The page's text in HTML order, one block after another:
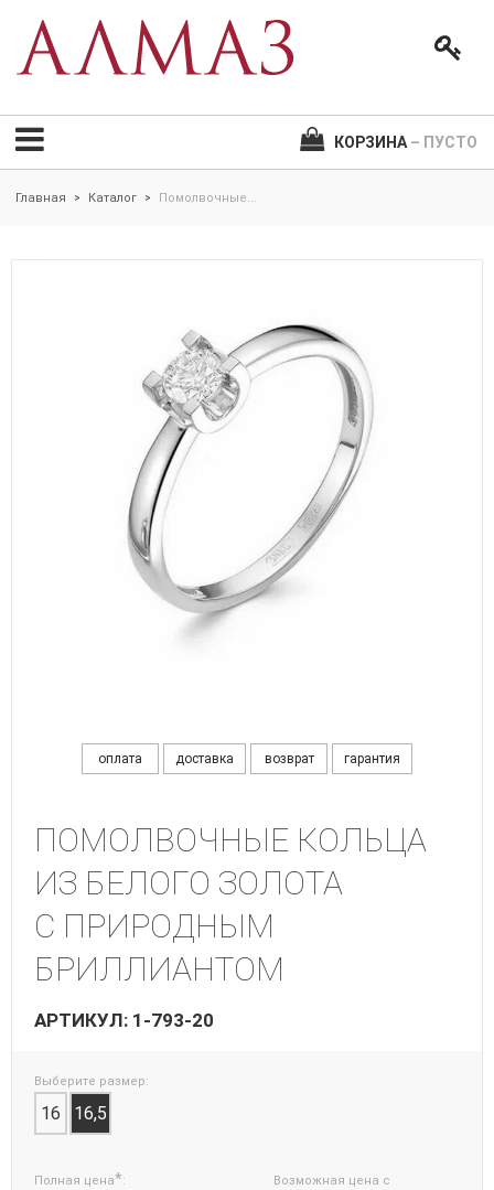
КОРЗИНА – ПУСТО
Главная > Каталог > Помолвочные...
оплата доставка возврат гарантия
ПОМОЛВОЧНЫЕ КОЛЬЦА
ИЗ БЕЛОГО ЗОЛОТА
С ПРИРОДНЫМ
БРИЛЛИАНТОМ
АРТИКУЛ: 1-793-20
Выберите размер:
16 16,5
Полная цена*:
Возможная цена с